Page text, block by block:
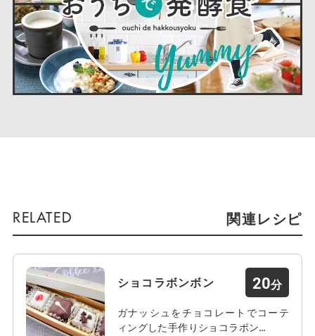
関連レシピ
ショコラボンボン 20
ガナッシュをチョコレートでコーテ
ィングした手作りショコラボン…